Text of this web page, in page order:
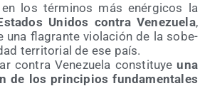
en los tér­mi­nos más enér­gi­cos la
Uni­dos con­tra Vene­zue­la,
una fla­gran­te vio­la­ción de la sobe­
terri­to­rial de ese país.
con­tra Vene­zue­la cons­ti­tu­ye una
de los prin­ci­pios fun­da­men­ta­les